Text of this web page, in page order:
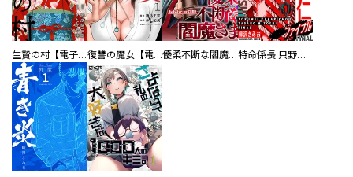
生贄の村【電子単行本版】 復讐の魔女【電子単行本版】 優柔不断な閻魔さま 特命係長 只野仁ファイナル 愛蔵版